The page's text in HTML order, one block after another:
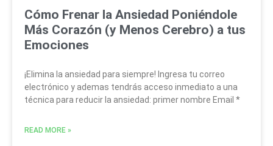
Cómo Frenar la Ansiedad Poniéndole
Más Corazón (y Menos Cerebro) a tus
Emociones
¡Elimina la ansiedad para siempre! Ingresa tu correo
electrónico y ademas tendrás acceso inmediato a una
técnica para reducir la ansiedad: primer nombre Email *
READ MORE »